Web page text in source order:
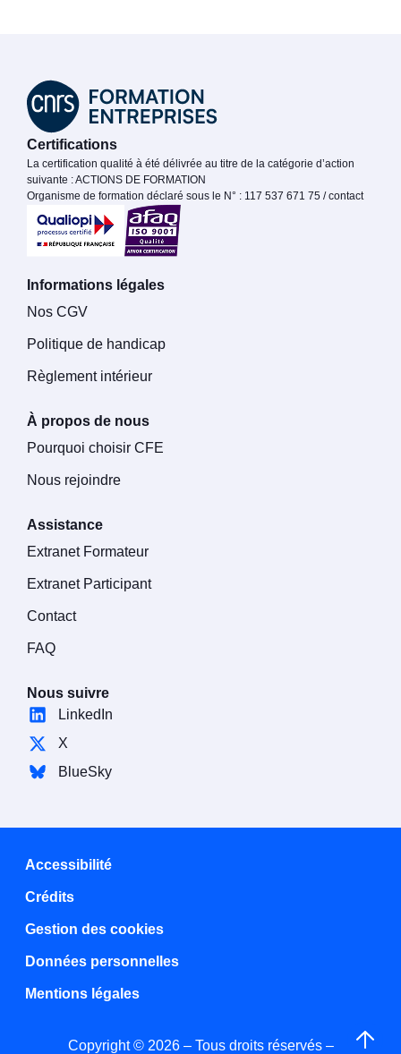
Certifications
La certification qualité à été délivrée au titre de la catégorie d’action
suivante : ACTIONS DE FORMATION
Organisme de formation déclaré sous le N° : 117 537 671 75 / contact
Informations légales
Nos CGV
Politique de handicap
Règlement intérieur
À propos de nous
Pourquoi choisir CFE
Nous rejoindre
Assistance
Extranet Formateur
Extranet Participant
Contact
FAQ
Nous suivre
LinkedIn
X
BlueSky
Accessibilité
Crédits
Gestion des cookies
Données personnelles
Mentions légales
Copyright © 2026 – Tous droits réservés –